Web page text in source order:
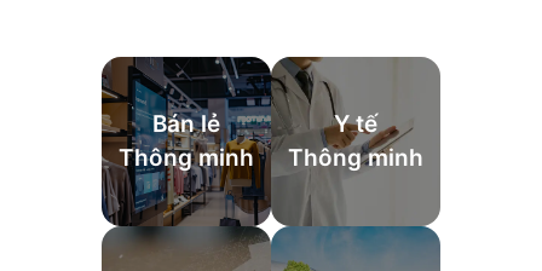
Bán lẻ
Thông minh
Y tế
Thông minh